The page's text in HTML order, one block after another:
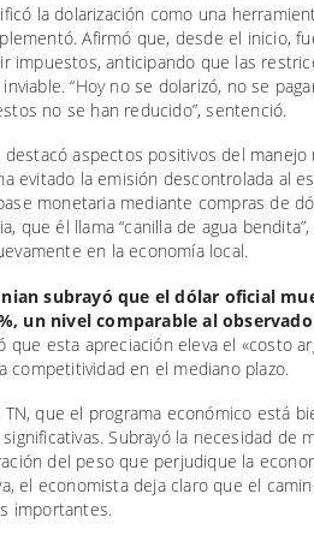
la dolarización como una
Afirmó que, desde el inicio,
impuestos, anticipando que las
“Hoy no se dolarizó, no se
no se han reducido”, sentenció.
aspectos positivos del manejo
evitado la emisión descontrolada al
monetaria mediante compras de
que él llama “canilla de agua
en la economía local.
subrayó que el dólar oficial
un nivel comparable al
que esta apreciación eleva el «costo
competitividad en el mediano plazo.
que el programa económico está
Subrayó la necesidad de
del peso que perjudique la
el economista deja claro que el
importantes.